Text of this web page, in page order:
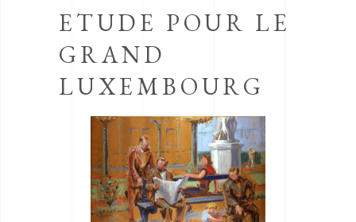
ETUDE POUR LE
GRAND
LUXEMBOURG